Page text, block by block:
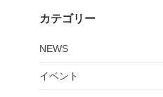
カテゴリー
NEWS
イベント